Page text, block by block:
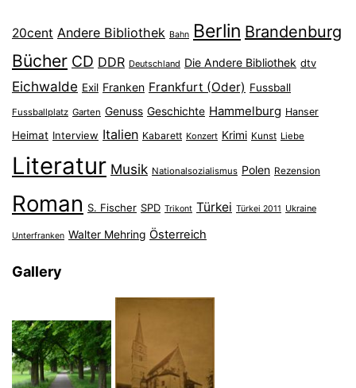
20cent Andere Bibliothek Bahn Berlin Brandenburg
Bücher CD DDR Deutschland Die Andere Bibliothek dtv
Eichwalde Exil Franken Frankfurt (Oder) Fussball
Fussballplatz Garten Genuss Geschichte Hammelburg Hanser
Heimat Interview Italien Kabarett Konzert Krimi Kunst Liebe
Literatur Musik Nationalsozialismus Polen Rezension
Roman S. Fischer SPD Trikont Türkei Türkei 2011 Ukraine
Unterfranken Walter Mehring Österreich
Gallery